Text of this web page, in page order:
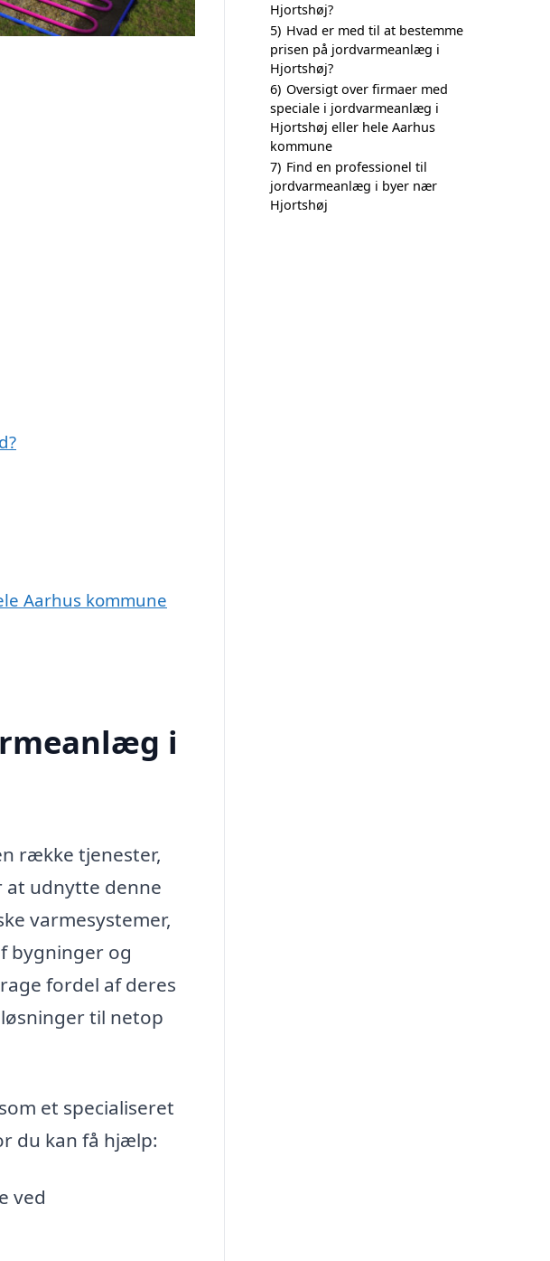
Aarhus kommune
i
række tjenester,
at udnytte denne
varmesystemer,
bygninger og
fordel af deres
til netop
et specialiseret
du kan få hjælp:
ved
Hjortshøj?
5) Hvad er med til at bestemme
prisen på jordvarmeanlæg i
Hjortshøj?
6) Oversigt over firmaer med
speciale i jordvarmeanlæg i
Hjortshøj eller hele Aarhus
kommune
7) Find en professionel til
jordvarmeanlæg i byer nær
Hjortshøj